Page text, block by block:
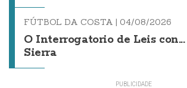
FÚTBOL DA COSTA | 04/08/2026
O Interrogatorio de Leis con...
Sierra